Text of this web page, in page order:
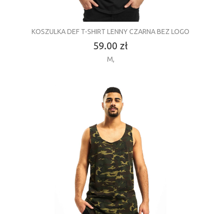
KOSZULKA DEF T-SHIRT LENNY CZARNA BEZ LOGO
59.00 zł
M,